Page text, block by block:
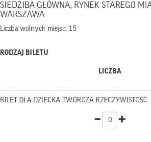
SIEDZIBA GŁÓWNA, RYNEK STAREGO
WARSZAWA
Liczba wolnych miejsc: 15
RODZAJ BILETU
LICZBA
BILET DLA DZIECKA TWÓRCZA RZECZYWISTOŚĆ